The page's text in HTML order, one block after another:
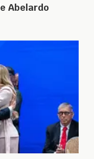
Abelardo